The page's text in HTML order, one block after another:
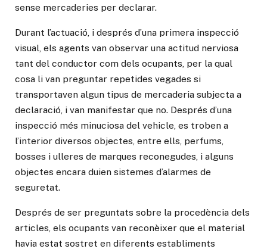
sense mercaderies per declarar.
Durant l’actuació, i després d’una primera inspecció
visual, els agents van observar una actitud nerviosa
tant del conductor com dels ocupants, per la qual
cosa li van preguntar repetides vegades si
transportaven algun tipus de mercaderia subjecta a
declaració, i van manifestar que no. Després d’una
inspecció més minuciosa del vehicle, es troben a
l’interior diversos objectes, entre ells, perfums,
bosses i ulleres de marques reconegudes, i alguns
objectes encara duien sistemes d’alarmes de
seguretat.
Després de ser preguntats sobre la procedència dels
articles, els ocupants van reconèixer que el material
havia estat sostret en diferents establiments